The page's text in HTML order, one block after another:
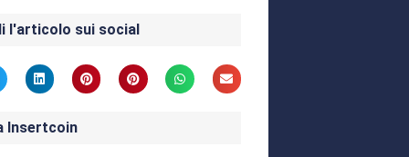
l'articolo sui social
Insertcoin